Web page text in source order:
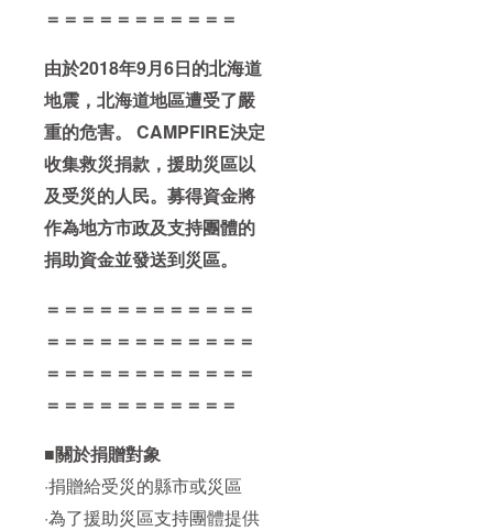
＝＝＝＝＝＝＝＝＝＝＝
由於2018年9月6日的北海道
地震，北海道地區遭受了嚴
重的危害。 CAMPFIRE決定
收集救災捐款，援助災區以
及受災的人民。募得資金將
作為地方市政及支持團體的
捐助資金並發送到災區。
＝＝＝＝＝＝＝＝＝＝＝＝
＝＝＝＝＝＝＝＝＝＝＝＝
＝＝＝＝＝＝＝＝＝＝＝＝
＝＝＝＝＝＝＝＝＝＝＝
■關於捐贈對象
·捐贈給受災的縣市或災區
·為了援助災區支持團體提供